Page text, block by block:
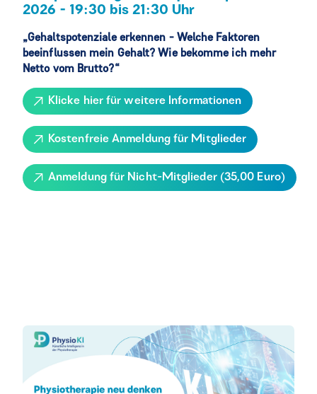
2026 - 19:30 bis 21:30 Uhr
„Gehaltspotenziale erkennen - Welche Faktoren
beeinflussen mein Gehalt? Wie bekomme ich mehr
Netto vom Brutto?“
Klicke hier für weitere Informationen
Kostenfreie Anmeldung für Mitglieder
Anmeldung für Nicht-Mitglieder (35,00 Euro)